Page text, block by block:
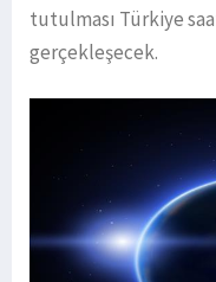
tutulması Türkiye
gerçekleşecek.